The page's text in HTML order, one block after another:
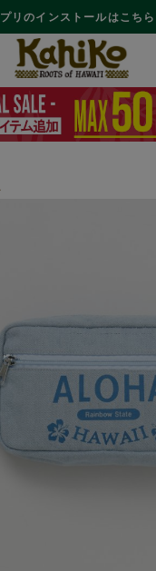
リのインストールはこちら